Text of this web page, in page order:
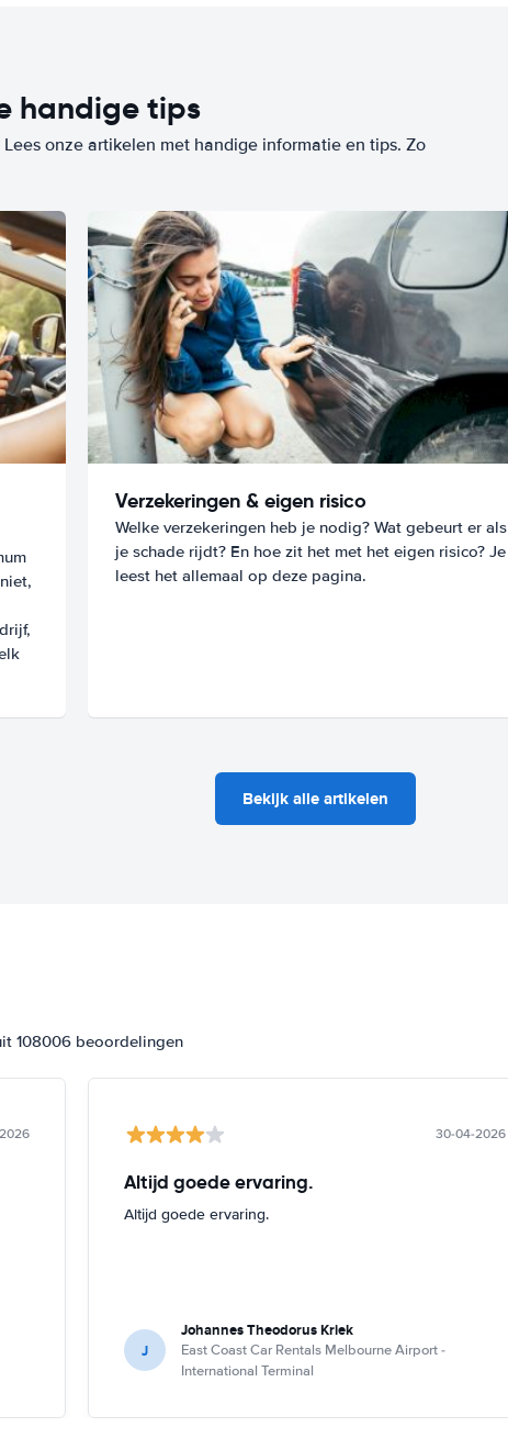
handige tips
onze artikelen met handige informatie en tips. Zo
Verzekeringen & eigen risico
Welke verzekeringen heb je nodig? Wat gebeurt er als
je schade rijdt? En hoe zit het met het eigen risico? Je
leest het allemaal op deze pagina.
Bekijk alle artikelen
108006 beoordelingen
30-04-2026
Altijd goede ervaring.
Altijd goede ervaring.
J
Johannes Theodorus Kriek
East Coast Car Rentals Melbourne Airport -
International Terminal